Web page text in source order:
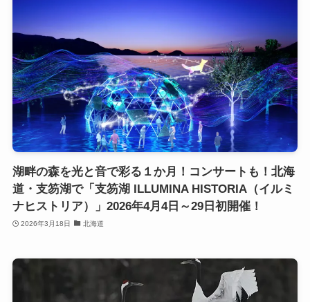
湖畔の森を光と音で彩る１か月！コンサートも！北海
道・支笏湖で「支笏湖 ILLUMINA HISTORIA（イルミ
ナヒストリア）」2026年4月4日～29日初開催！
2026年3月18日 北海道